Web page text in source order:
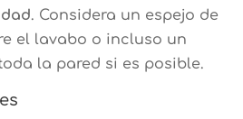
. Considera un espejo de
el lavabo o incluso un
la pared si es posible.